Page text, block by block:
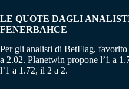
LE QUOTE DAGLI
FENERBAHCE
Per gli analisti di BetFlag,
a 2.02. Planetwin propone l’1 a
l’1 a 1.72, il 2 a 2.